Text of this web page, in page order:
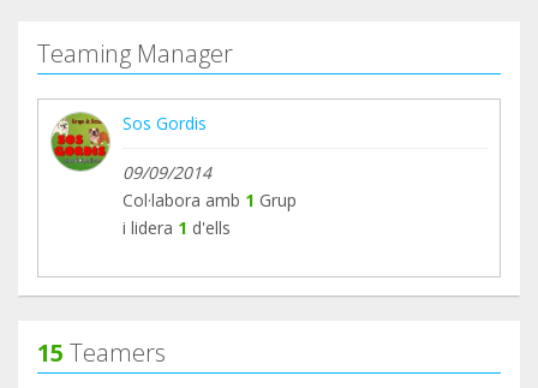
Teaming Manager
Sos Gordis
09/09/2014
Col·labora amb 1 Grup
i lidera 1 d'ells
15 Teamers